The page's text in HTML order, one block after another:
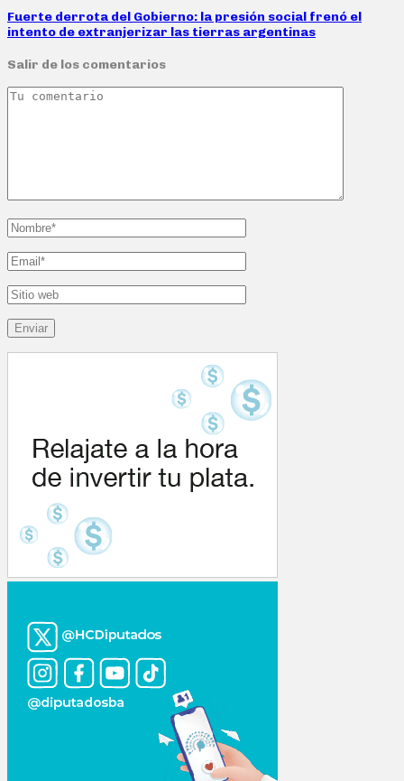
Fuerte derrota del Gobierno: la presión social frenó el
intento de extranjerizar las tierras argentinas
Salir de los comentarios